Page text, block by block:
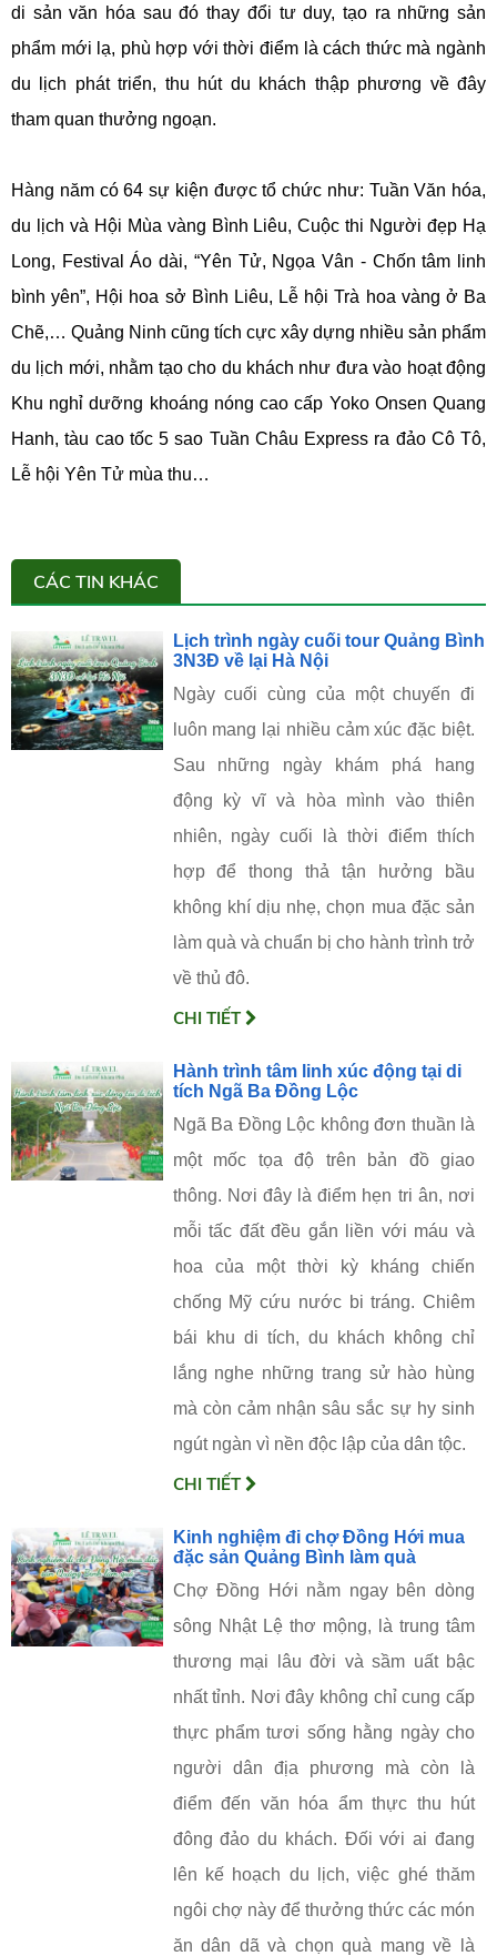
di sản văn hóa sau đó thay đổi tư duy, tạo ra những sản
phẩm mới lạ, phù hợp với thời điểm là cách thức mà ngành
du lịch phát triển, thu hút du khách thập phương về đây
tham quan thưởng ngoạn.
Hàng năm có 64 sự kiện được tổ chức như: Tuần Văn hóa,
du lịch và Hội Mùa vàng Bình Liêu, Cuộc thi Người đẹp Hạ
Long, Festival Áo dài, “Yên Tử, Ngọa Vân - Chốn tâm linh
bình yên”, Hội hoa sở Bình Liêu, Lễ hội Trà hoa vàng ở Ba
Chẽ,… Quảng Ninh cũng tích cực xây dựng nhiều sản phẩm
du lịch mới, nhằm tạo cho du khách như đưa vào hoạt động
Khu nghỉ dưỡng khoáng nóng cao cấp Yoko Onsen Quang
Hanh, tàu cao tốc 5 sao Tuần Châu Express ra đảo Cô Tô,
Lễ hội Yên Tử mùa thu…
CÁC TIN KHÁC
Lịch trình ngày cuối tour Quảng Bình
3N3Đ về lại Hà Nội
Ngày cuối cùng của một chuyến đi
luôn mang lại nhiều cảm xúc đặc biệt.
Sau những ngày khám phá hang
động kỳ vĩ và hòa mình vào thiên
nhiên, ngày cuối là thời điểm thích
hợp để thong thả tận hưởng bầu
không khí dịu nhẹ, chọn mua đặc sản
làm quà và chuẩn bị cho hành trình trở
về thủ đô.
CHI TIẾT
Hành trình tâm linh xúc động tại di
tích Ngã Ba Đồng Lộc
Ngã Ba Đồng Lộc không đơn thuần là
một mốc tọa độ trên bản đồ giao
thông. Nơi đây là điểm hẹn tri ân, nơi
mỗi tấc đất đều gắn liền với máu và
hoa của một thời kỳ kháng chiến
chống Mỹ cứu nước bi tráng. Chiêm
bái khu di tích, du khách không chỉ
lắng nghe những trang sử hào hùng
mà còn cảm nhận sâu sắc sự hy sinh
ngút ngàn vì nền độc lập của dân tộc.
CHI TIẾT
Kinh nghiệm đi chợ Đồng Hới mua
đặc sản Quảng Bình làm quà
Chợ Đồng Hới nằm ngay bên dòng
sông Nhật Lệ thơ mộng, là trung tâm
thương mại lâu đời và sầm uất bậc
nhất tỉnh. Nơi đây không chỉ cung cấp
thực phẩm tươi sống hằng ngày cho
người dân địa phương mà còn là
điểm đến văn hóa ẩm thực thu hút
đông đảo du khách. Đối với ai đang
lên kế hoạch du lịch, việc ghé thăm
ngôi chợ này để thưởng thức các món
ăn dân dã và chọn quà mang về là